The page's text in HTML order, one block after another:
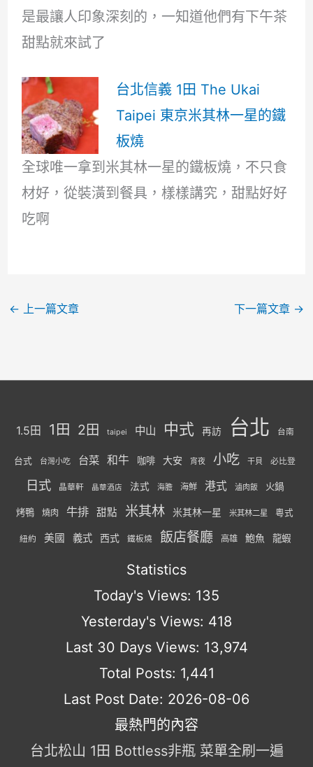
是最讓人印象深刻的，一知道他們有下午茶
甜點就來試了
台北信義 1田 The Ukai
Taipei 東京米其林一星的鐵
板燒
全球唯一拿到米其林一星的鐵板燒，不只食
材好，從裝潢到餐具，樣樣講究，甜點好好
吃啊
← 上一篇文章 下一篇文章 →
1.5田 1田 2田 taipei 中山 中式 再訪 台北 台南
台式 台灣小吃 台菜 和牛 咖啡 大安 宵夜 小吃 干貝 必比登
日式 晶華軒 晶華酒店 法式 海膽 海鮮 港式 滷肉飯 火鍋
烤鴨 燒肉 牛排 甜點 米其林 米其林一星 米其林二星 粵式
紐約 美國 義式 西式 鐵板燒 飯店餐廳 高雄 鮑魚 龍蝦
Statistics
Today's Views: 135
Yesterday's Views: 418
Last 30 Days Views: 13,974
Total Posts: 1,441
Last Post Date: 2026-08-06
最熱門的內容
台北松山 1田 Bottless非瓶 菜單全刷一遍